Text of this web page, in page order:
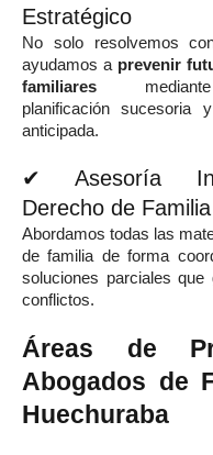
Estratégico
No solo resolvemos
ayudamos a prevenir
familiares
planificación sucesoria
anticipada.
✔ Asesoría
Derecho de Familia
Abordamos todas las
de familia de forma
soluciones parciales que
conflictos.
Áreas de
Abogados de
Huechuraba